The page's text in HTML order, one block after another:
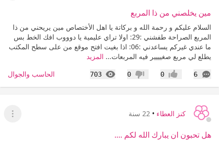
مين يخلصني من ذا المربع
السلام عليكم و رحمة الله و بركاتة يا اهل الأختصاص مين يريحني من ذا
المربع الصراحة طفشني :29: اولا تراي عليمية يا دوووب افك الخط بس
ما عندي غيركم يساعدني :06: اذا بغيت افتح موقع من على سطح المكتب
يطلع لي مربع صغيييير فيه المربعات... المزيد
6
التعليقات إعجاب0 عدم إعجاب
0
703
المشاهدات الحاسب والجوال
كنز العطاء • 22 سنة
عرض
هل تحبون ان يبارك الله لكم ....